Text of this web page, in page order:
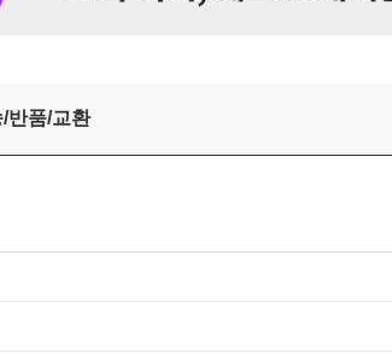
/반품/교환